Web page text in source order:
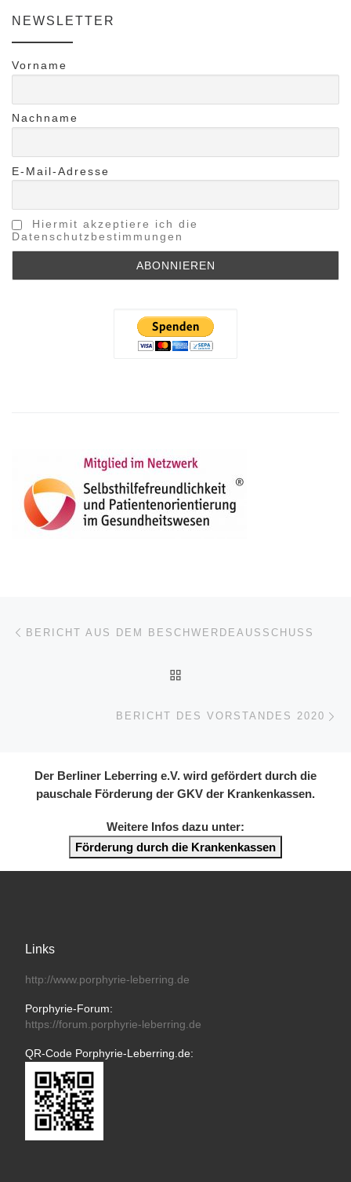
NEWSLETTER
Vorname
Nachname
E-Mail-Adresse
Hiermit akzeptiere ich die
Datenschutzbestimmungen
Beitragsnavigation
BERICHT AUS DEM BESCHWERDEAUSSCHUSS
BERICHT DES VORSTANDES 2020
Der Berliner Leberring e.V. wird gefördert durch die
pauschale Förderung der GKV der Krankenkassen.
Weitere Infos dazu unter:
Förderung durch die Krankenkassen
Links
http://www.porphyrie-leberring.de
Porphyrie-Forum:
https://forum.porphyrie-leberring.de
QR-Code Porphyrie-Leberring.de: